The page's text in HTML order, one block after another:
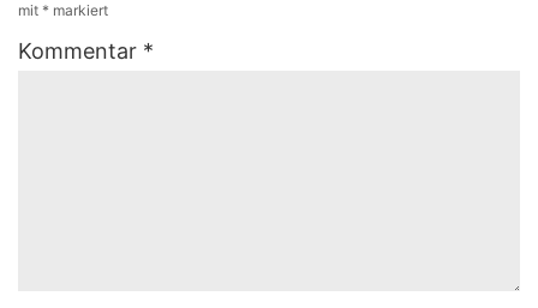
mit * markiert
Kommentar *